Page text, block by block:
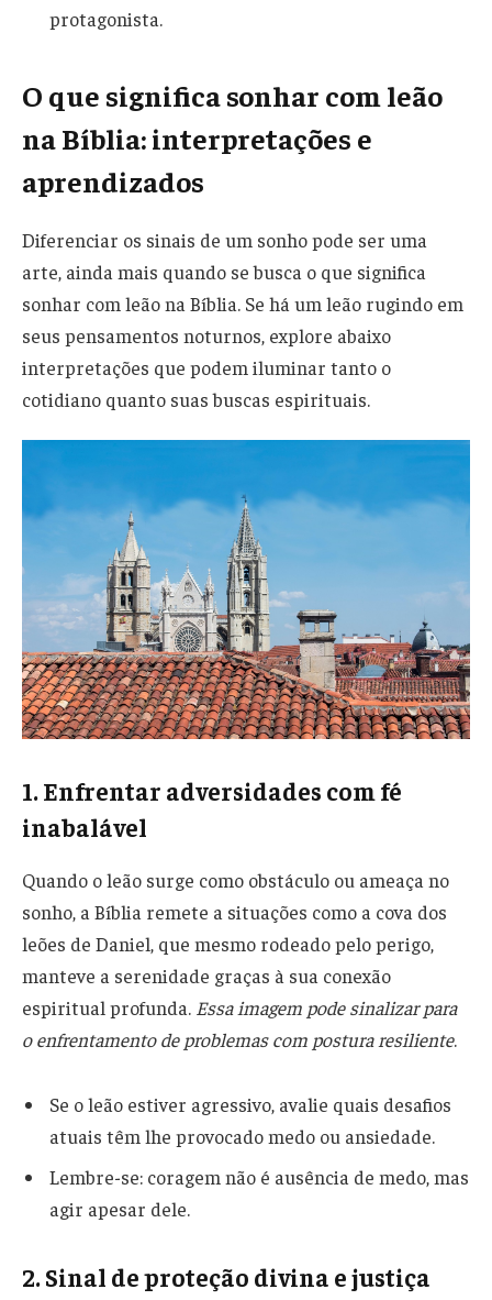
protagonista.
O que significa sonhar com leão
na Bíblia: interpretações e
aprendizados
Diferenciar os sinais de um sonho pode ser uma
arte, ainda mais quando se busca o que significa
sonhar com leão na Bíblia. Se há um leão rugindo em
seus pensamentos noturnos, explore abaixo
interpretações que podem iluminar tanto o
cotidiano quanto suas buscas espirituais.
1. Enfrentar adversidades com fé
inabalável
Quando o leão surge como obstáculo ou ameaça no
sonho, a Bíblia remete a situações como a cova dos
leões de Daniel, que mesmo rodeado pelo perigo,
manteve a serenidade graças à sua conexão
espiritual profunda. Essa imagem pode sinalizar para
o enfrentamento de problemas com postura resiliente.
Se o leão estiver agressivo, avalie quais desafios
atuais têm lhe provocado medo ou ansiedade.
Lembre-se: coragem não é ausência de medo, mas
agir apesar dele.
2. Sinal de proteção divina e justiça